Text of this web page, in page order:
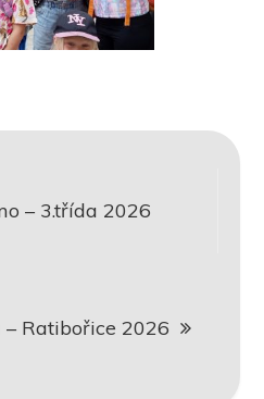
– 3.třída 2026
Ratibořice 2026